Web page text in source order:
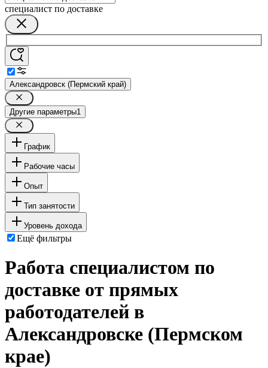
специалист по доставке
Александровск (Пермский край)
Другие параметры1
График
Рабочие часы
Опыт
Тип занятости
Уровень дохода
Ещё фильтры
Работа специалистом по
доставке от прямых
работодателей в
Александровске (Пермском
крае)